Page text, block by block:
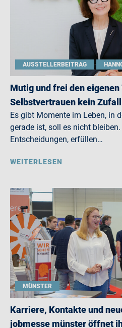
AUSSTELLERBEITRAG
Mutig und frei den eigenen
Selbstvertrauen kein
Es gibt Momente im Leben, in
gerade ist, soll es nicht
Entscheidungen, erfüllen…
WEITERLESEN
MÜNSTER
Karriere, Kontakte und
jobmesse münster öffnet